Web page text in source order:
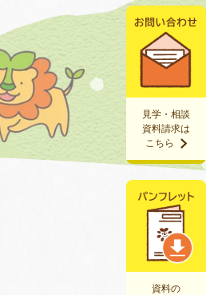
資料の
見学・相談
資料請求は
こちら